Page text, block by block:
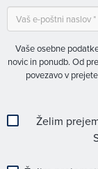
Vaše osebne
novic in ponudb. Od
povezavo v
Želim